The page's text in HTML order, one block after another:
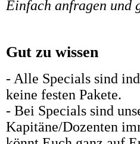
Einfach anfragen und
Gut zu wissen
- Alle Specials sind
keine festen Pakete.
- Bei Specials sind
Kapitäne/Dozenten